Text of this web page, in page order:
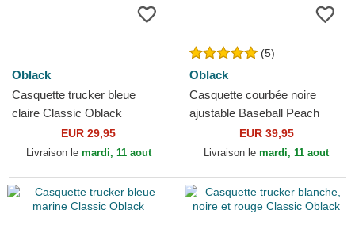
Oblack
Casquette trucker bleue
claire Classic Oblack
EUR 29,95
Livraison le mardi, 11 aout
(5)
Oblack
Casquette courbée noire
ajustable Baseball Peach
EUR 39,95
Livraison le mardi, 11 aout